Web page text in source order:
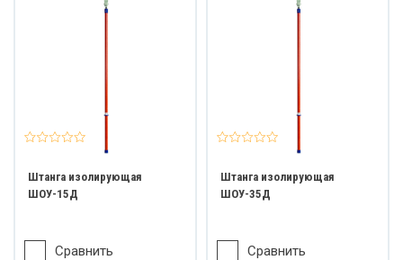
Штанга изолирующая
ШОУ-15Д
Сравнить
Штанга изолирующая
ШОУ-35Д
Сравнить